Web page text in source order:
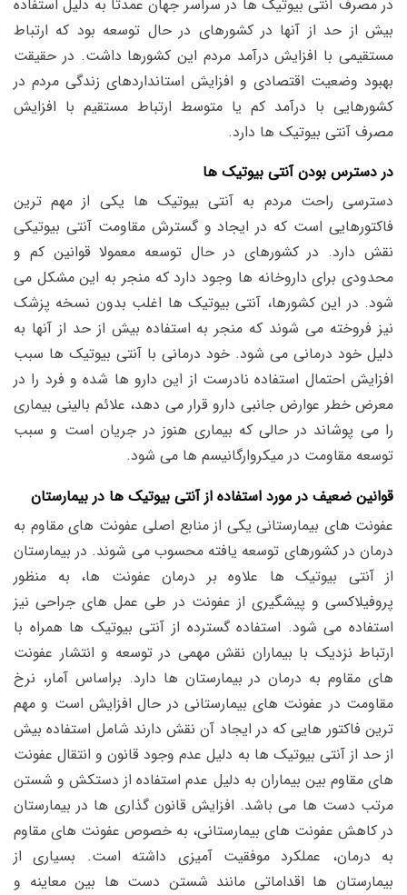
در مصرف آنتی بیوتیک ها در سراسر جهان عمدتا به دلیل استفاده
بیش از حد از آنها در کشورهای در حال توسعه بود که ارتباط
مستقیمی با افزایش درآمد مردم این کشورها داشت. در حقیقت
بهبود وضعیت اقتصادی و افزایش استانداردهای زندگی مردم در
کشورهایی با درآمد کم یا متوسط ارتباط مستقیم با افزایش
مصرف آنتی بیوتیک ها دارد.
در دسترس بودن آنتی بیوتیک ها
دسترسی راحت مردم به آنتی بیوتیک ها یکی از مهم ترین
فاکتورهایی است که در ایجاد و گسترش مقاومت آنتی بیوتیکی
نقش دارد. در کشورهای در حال توسعه معمولا قوانین کم و
محدودی برای داروخانه ها وجود دارد که منجر به این مشکل می
شود. در این کشورها، آنتی بیوتیک ها اغلب بدون نسخه پزشک
نیز فروخته می شوند که منجر به استفاده بیش از حد از آنها به
دلیل خود درمانی می شود. خود درمانی با آنتی بیوتیک ها سبب
افزایش احتمال استفاده نادرست از این دارو ها شده و فرد را در
معرض خطر عوارض جانبی دارو قرار می دهد، علائم بالینی بیماری
را می پوشاند در حالی که بیماری هنوز در جریان است و سبب
توسعه مقاومت در میکروارگانیسم ها می شود.
قوانین ضعیف در مورد استفاده از آنتی بیوتیک ها در بیمارستان
عفونت های بیمارستانی یکی از منابع اصلی عفونت های مقاوم به
درمان در کشورهای توسعه یافته محسوب می شوند. در بیمارستان
از آنتی بیوتیک ها علاوه بر درمان عفونت ها، به منظور
پروفیلاکسی و پیشگیری از عفونت در طی عمل های جراحی نیز
استفاده می شود. استفاده گسترده از آنتی بیوتیک ها همراه با
ارتباط نزدیک با بیماران نقش مهمی در توسعه و انتشار عفونت
های مقاوم به درمان در بیمارستان ها دارد. براساس آمار، نرخ
مقاومت در عفونت های بیمارستانی در حال افزایش است و مهم
ترین فاکتور هایی که در ایجاد آن نقش دارند شامل استفاده بیش
از حد از آنتی بیوتیک ها به دلیل عدم وجود قانون و انتقال عفونت
های مقاوم بین بیماران به دلیل عدم استفاده از دستکش و شستن
مرتب دست ها می باشد. افزایش قانون گذاری ها در بیمارستان
در کاهش عفونت های بیمارستانی، به خصوص عفونت های مقاوم
به درمان، عملکرد موفقیت آمیزی داشته است. بسیاری از
بیمارستان ها اقداماتی مانند شستن دست ها بین معاینه و